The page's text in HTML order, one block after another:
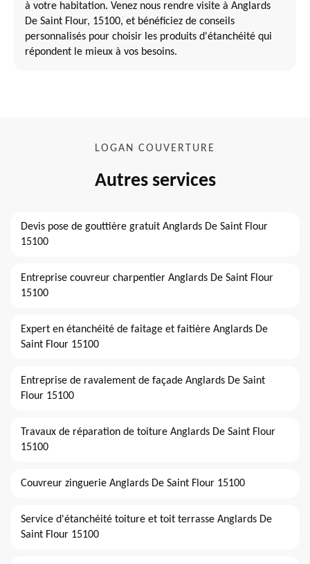
à votre habitation. Venez nous rendre visite à Anglards
De Saint Flour, 15100, et bénéficiez de conseils
personnalisés pour choisir les produits d'étanchéité qui
répondent le mieux à vos besoins.
LOGAN COUVERTURE
Autres services
Devis pose de gouttière gratuit Anglards De Saint Flour
15100
Entreprise couvreur charpentier Anglards De Saint Flour
15100
Expert en étanchéité de faitage et faitière Anglards De
Saint Flour 15100
Entreprise de ravalement de façade Anglards De Saint
Flour 15100
Travaux de réparation de toiture Anglards De Saint Flour
15100
Couvreur zinguerie Anglards De Saint Flour 15100
Service d'étanchéité toiture et toit terrasse Anglards De
Saint Flour 15100